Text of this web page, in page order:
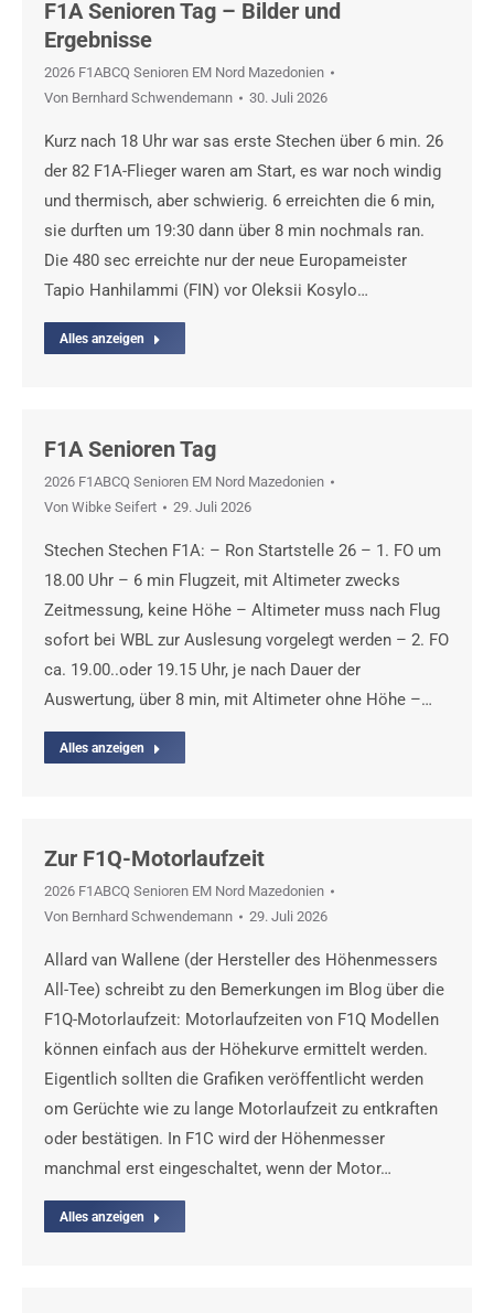
F1A Senioren Tag – Bilder und
Ergebnisse
2026 F1ABCQ Senioren EM Nord Mazedonien
Von Bernhard Schwendemann 30. Juli 2026
Kurz nach 18 Uhr war sas erste Stechen über 6 min. 26
der 82 F1A-Flieger waren am Start, es war noch windig
und thermisch, aber schwierig. 6 erreichten die 6 min,
sie durften um 19:30 dann über 8 min nochmals ran.
Die 480 sec erreichte nur der neue Europameister
Tapio Hanhilammi (FIN) vor Oleksii Kosylo…
Alles anzeigen
F1A Senioren Tag
2026 F1ABCQ Senioren EM Nord Mazedonien
Von Wibke Seifert 29. Juli 2026
Stechen Stechen F1A: – Ron Startstelle 26 – 1. FO um
18.00 Uhr – 6 min Flugzeit, mit Altimeter zwecks
Zeitmessung, keine Höhe – Altimeter muss nach Flug
sofort bei WBL zur Auslesung vorgelegt werden – 2. FO
ca. 19.00..oder 19.15 Uhr, je nach Dauer der
Auswertung, über 8 min, mit Altimeter ohne Höhe –…
Alles anzeigen
Zur F1Q-Motorlaufzeit
2026 F1ABCQ Senioren EM Nord Mazedonien
Von Bernhard Schwendemann 29. Juli 2026
Allard van Wallene (der Hersteller des Höhenmessers
All-Tee) schreibt zu den Bemerkungen im Blog über die
F1Q-Motorlaufzeit: Motorlaufzeiten von F1Q Modellen
können einfach aus der Höhekurve ermittelt werden.
Eigentlich sollten die Grafiken veröffentlicht werden
om Gerüchte wie zu lange Motorlaufzeit zu entkraften
oder bestätigen. In F1C wird der Höhenmesser
manchmal erst eingeschaltet, wenn der Motor…
Alles anzeigen